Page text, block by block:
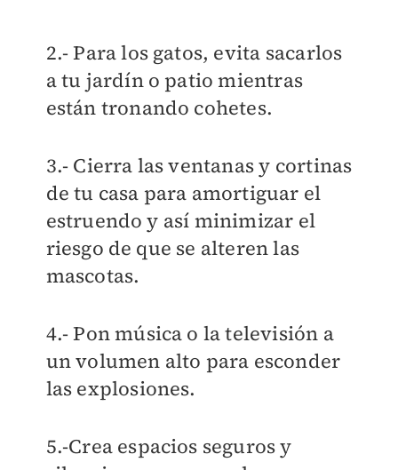
2.- Para los gatos, evita sacarlos
a tu jardín o patio mientras
están tronando cohetes.
3.- Cierra las ventanas y cortinas
de tu casa para amortiguar el
estruendo y así minimizar el
riesgo de que se alteren las
mascotas.
4.- Pon música o la televisión a
un volumen alto para esconder
las explosiones.
5.-Crea espacios seguros y